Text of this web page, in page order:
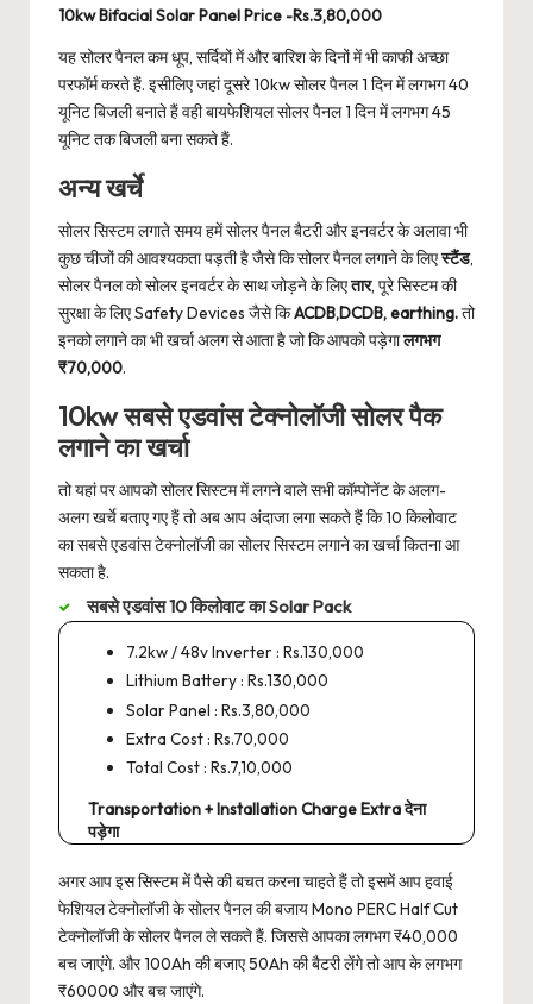
10kw Bifacial Solar Panel Price -Rs.3,80,000
यह सोलर पैनल कम धूप, सर्दियों में और बारिश के दिनों में भी काफी अच्छा
परफॉर्म करते हैं. इसीलिए जहां दूसरे 10kw सोलर पैनल 1 दिन में लगभग 40
यूनिट बिजली बनाते हैं वही बायफेशियल सोलर पैनल 1 दिन में लगभग 45
यूनिट तक बिजली बना सकते हैं.
अन्य खर्चे
सोलर सिस्टम लगाते समय हमें सोलर पैनल बैटरी और इनवर्टर के अलावा भी
कुछ चीजों की आवश्यकता पड़ती है जैसे कि सोलर पैनल लगाने के लिएस्टैंड,
सोलर पैनल को सोलर इनवर्टर के साथ जोड़ने के लिएतार, पूरे सिस्टम की
सुरक्षा के लिए Safety Devices जैसे किACDB,DCDB, earthing.तो
इनको लगाने का भी खर्चा अलग से आता है जो कि आपको पड़ेगालगभग
₹70,000.
10kw सबसे एडवांस टेक्नोलॉजी सोलर पैक
लगाने का खर्चा
तो यहां पर आपको सोलर सिस्टम में लगने वाले सभी कॉम्पोनेंट के अलग-
अलग खर्चे बताए गए हैं तो अब आप अंदाजा लगा सकते हैं कि 10 किलोवाट
का सबसे एडवांस टेक्नोलॉजी का सोलर सिस्टम लगाने का खर्चा कितना आ
सकता है.
सबसे एडवांस 10 किलोवाट का Solar Pack
7.2kw / 48v Inverter : Rs.130,000
Lithium Battery : Rs.130,000
Solar Panel : Rs.3,80,000
Extra Cost : Rs.70,000
Total Cost : Rs.7,10,000
Transportation + Installation Charge Extra देना
पड़ेगा
अगर आप इस सिस्टम में पैसे की बचत करना चाहते हैं तो इसमें आप हवाई
फेशियल टेक्नोलॉजी के सोलर पैनल की बजाय Mono PERC Half Cut
टेक्नोलॉजी के सोलर पैनल ले सकते हैं. जिससे आपका लगभग ₹40,000
बच जाएंगे. और 100Ah की बजाए 50Ah की बैटरी लेंगे तो आप के लगभग
₹60000 और बच जाएंगे.